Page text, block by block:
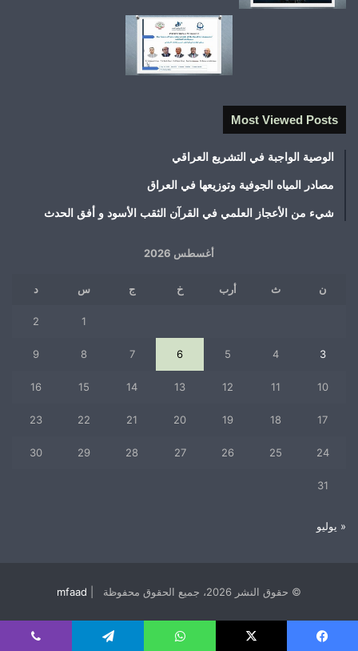
Most Viewed Posts
الوصية الواجبة في التشريع العراقي
مصادر المياه الجوفية وتوزيعها في العراق
شيء من الأعجاز العلمي في القرآن الثقب الأسود و أفق الحدث
أغسطس 2026
ن ث أرب خ ج س د
1
2
3
4
5
6
7
8
9
10
11
12
13
14
15
16
17
18
19
20
21
22
23
24
25
26
27
28
29
30
31
« يوليو
© حقوق النشر 2026، جميع الحقوق محفوظة | mfaad